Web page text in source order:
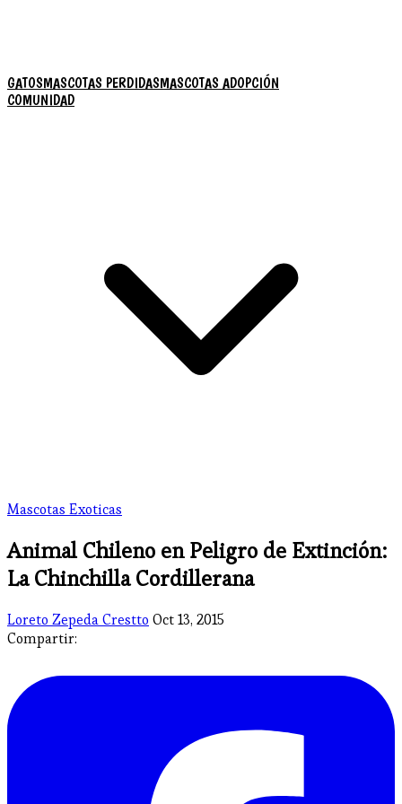
GATOSMASCOTAS PERDIDASMASCOTAS ADOPCIÓN
COMUNIDAD
Mascotas Exoticas
Animal Chileno en Peligro de Extinción:
La Chinchilla Cordillerana
Loreto Zepeda Crestto Oct 13, 2015
Compartir: